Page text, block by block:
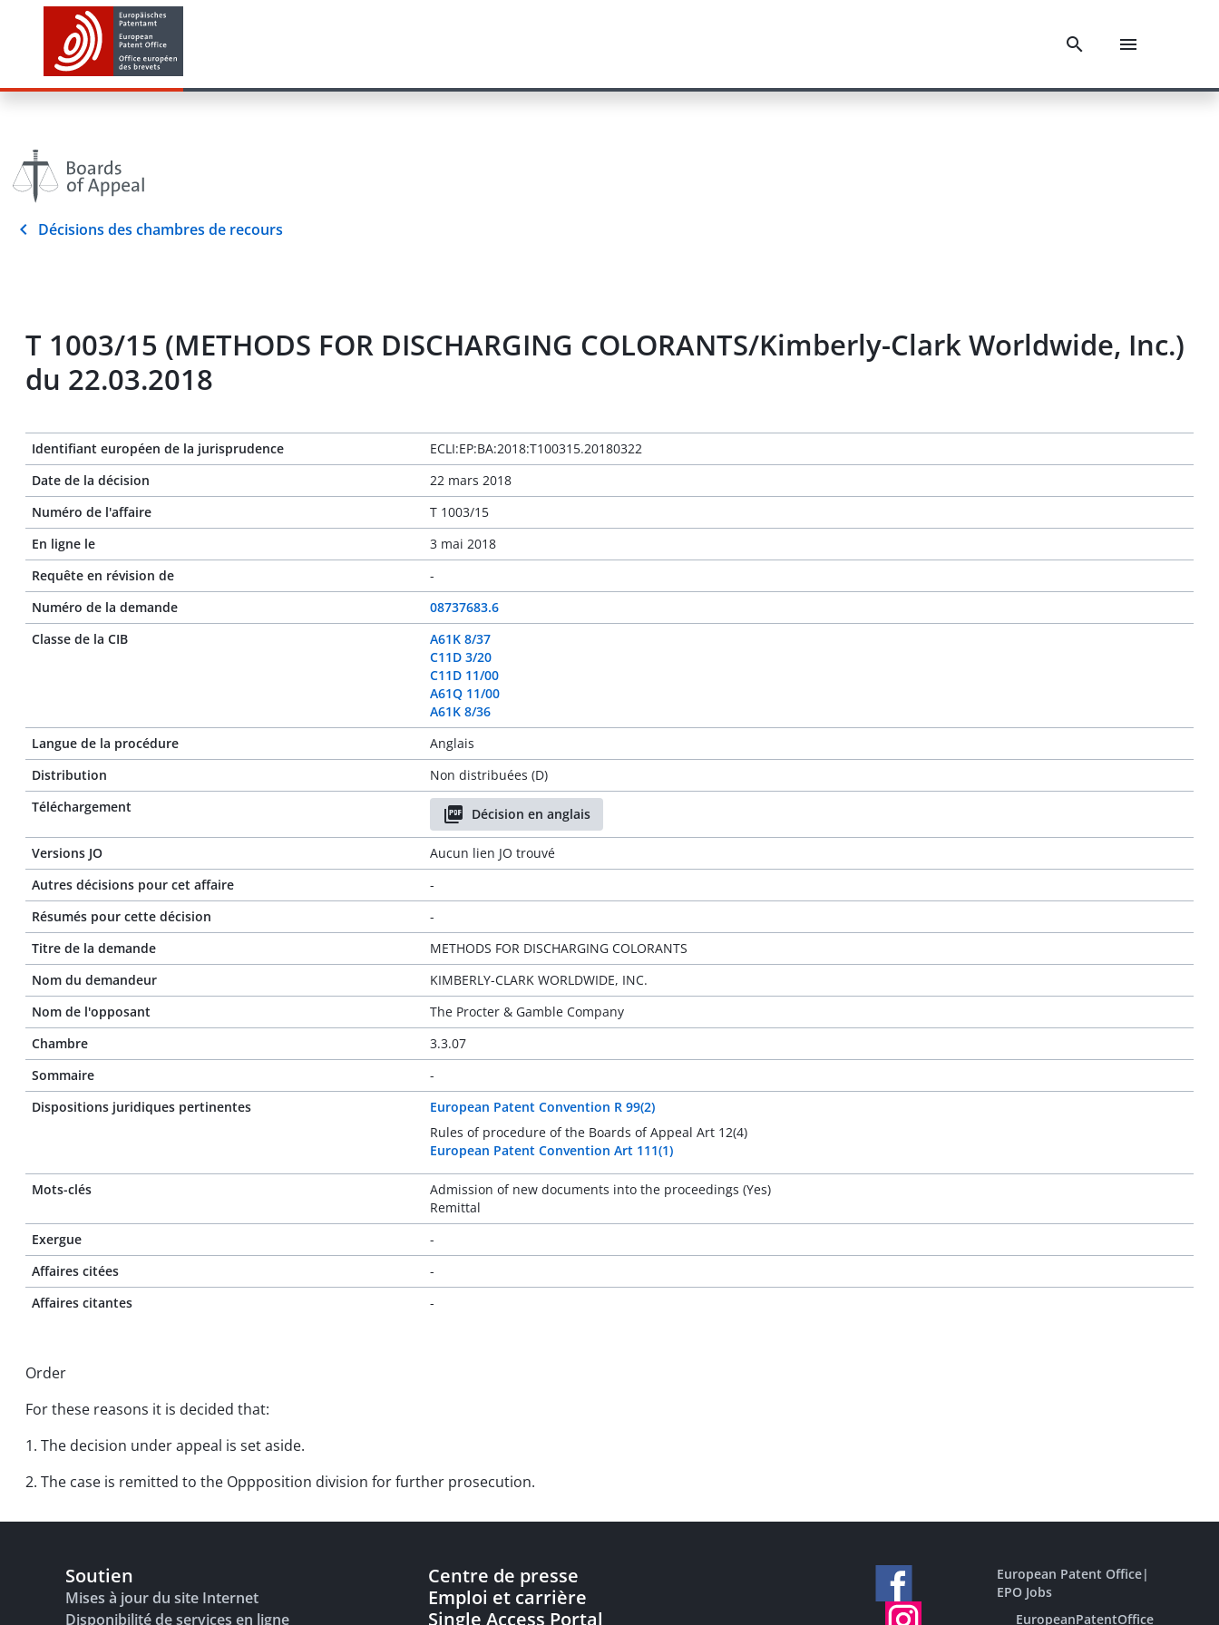
Décisions des chambres de recours
T 1003/15 (METHODS FOR DISCHARGING COLORANTS/Kimberly-Clark Worldwide, Inc.)
du 22.03.2018
Identifiant européen de la jurisprudence
ECLI:EP:BA:2018:T100315.20180322
Date de la décision
22 mars 2018
Numéro de l'affaire
T 1003/15
En ligne le
3 mai 2018
Requête en révision de
-
Numéro de la demande
08737683.6
Classe de la CIB
A61K 8/37
C11D 3/20
C11D 11/00
A61Q 11/00
A61K 8/36
Langue de la procédure
Anglais
Distribution
Non distribuées (D)
Téléchargement
Décision en anglais
Versions JO
Aucun lien JO trouvé
Autres décisions pour cet affaire
-
Résumés pour cette décision
-
Titre de la demande
METHODS FOR DISCHARGING COLORANTS
Nom du demandeur
KIMBERLY-CLARK WORLDWIDE, INC.
Nom de l'opposant
The Procter & Gamble Company
Chambre
3.3.07
Sommaire
-
Dispositions juridiques pertinentes
European Patent Convention R 99(2)
Rules of procedure of the Boards of Appeal Art 12(4)
European Patent Convention Art 111(1)
Mots-clés
Admission of new documents into the proceedings (Yes)
Remittal
Exergue
-
Affaires citées
-
Affaires citantes
-
Order
For these reasons it is decided that:
1. The decision under appeal is set aside.
2. The case is remitted to the Oppposition division for further prosecution.
Soutien
Mises à jour du site Internet
Disponibilité de services en ligne
Centre de presse
Emploi et carrière
Single Access Portal
European Patent Office|
EPO Jobs
EuropeanPatentOffice